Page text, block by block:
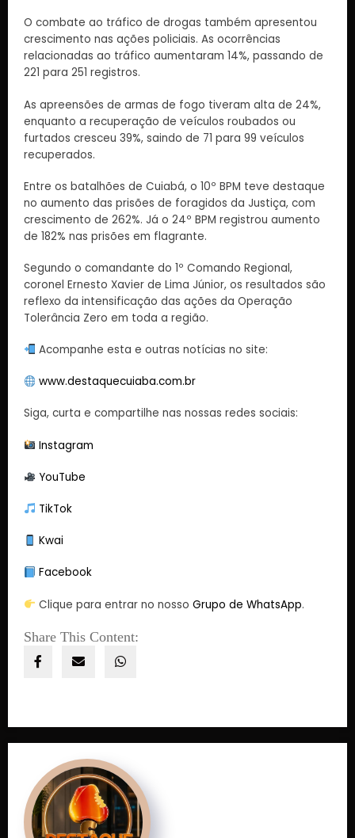
O combate ao tráfico de drogas também apresentou
crescimento nas ações policiais. As ocorrências
relacionadas ao tráfico aumentaram 14%, passando de
221 para 251 registros.
As apreensões de armas de fogo tiveram alta de 24%,
enquanto a recuperação de veículos roubados ou
furtados cresceu 39%, saindo de 71 para 99 veículos
recuperados.
Entre os batalhões de Cuiabá, o 10º BPM teve destaque
no aumento das prisões de foragidos da Justiça, com
crescimento de 262%. Já o 24º BPM registrou aumento
de 182% nas prisões em flagrante.
Segundo o comandante do 1º Comando Regional,
coronel Ernesto Xavier de Lima Júnior, os resultados são
reflexo da intensificação das ações da Operação
Tolerância Zero em toda a região.
Acompanhe esta e outras notícias no site:
www.destaquecuiaba.com.br
Siga, curta e compartilhe nas nossas redes sociais:
Instagram
YouTube
TikTok
Kwai
Facebook
Clique para entrar no nossoGrupo de WhatsApp.
Share This Content: